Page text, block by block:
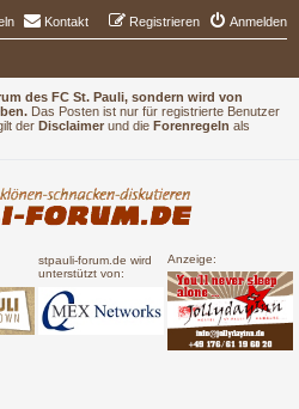
des FC St. Pauli, sondern wird von
Das Posten ist nur für registrierte Benutzer
der Disclaimer und die Forenregeln als
stpauli-forum.de wird
unterstützt von:
Anzeige:
Kontakt Anmelden
Registrieren